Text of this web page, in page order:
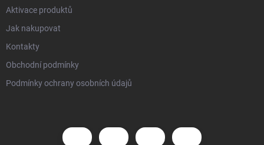
Aktivace produktů
Jak nakupovat
Kontakty
Obchodní podmínky
Podmínky ochrany osobních údajů